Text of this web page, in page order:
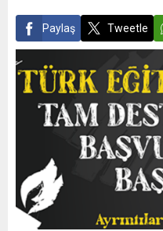
Paylaş Tweetle